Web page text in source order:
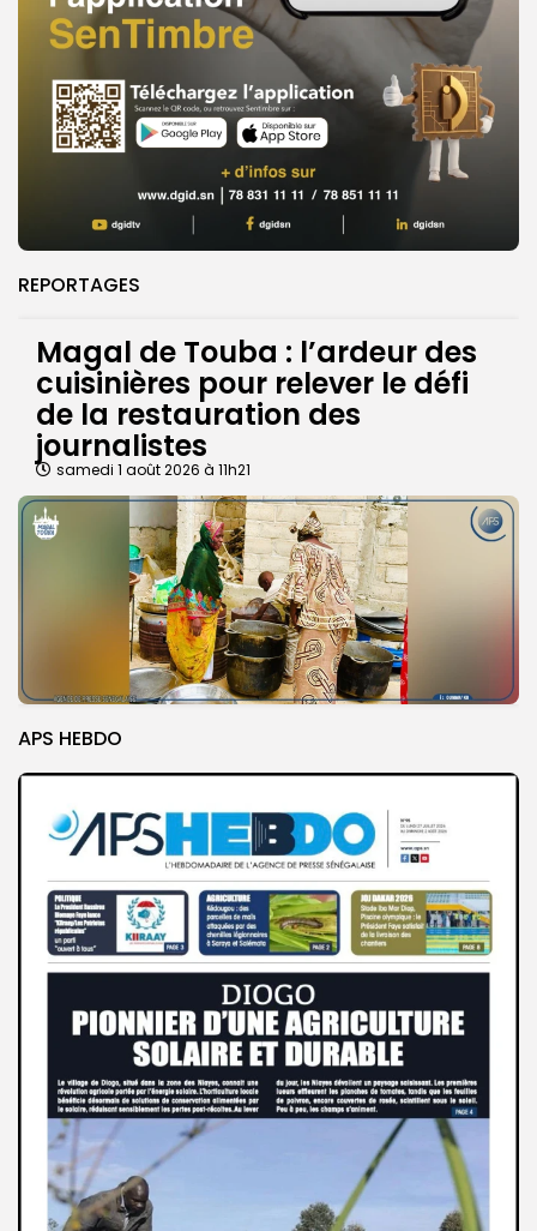
REPORTAGES
Magal de Touba : l’ardeur des
cuisinières pour relever le défi
de la restauration des
journalistes
samedi 1 août 2026 à 11h21
APS HEBDO